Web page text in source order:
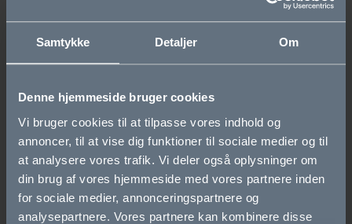
Samtykke Detaljer Om
Denne hjemmeside bruger cookies
Vi bruger cookies til at tilpasse vores indhold og
annoncer, til at vise dig funktioner til sociale medier og til
at analysere vores trafik. Vi deler også oplysninger om
din brug af vores hjemmeside med vores partnere inden
for sociale medier, annonceringspartnere og
analysepartnere. Vores partnere kan kombinere disse